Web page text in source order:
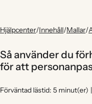
Hjälpcenter/Innehåll/Mallar/
Så använder du
för att
Förväntad lästid: 5 minut(er) |